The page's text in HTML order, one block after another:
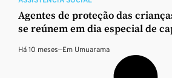
Agentes de proteção das
se reúnem em dia especial de
Há 10 meses—Em Umuarama